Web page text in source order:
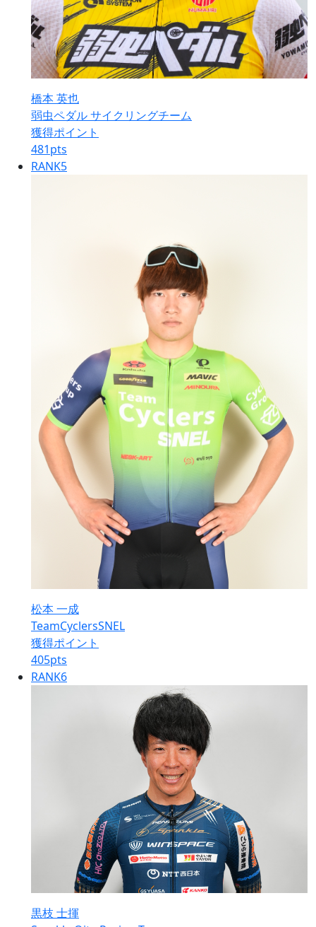
橋本 英也
弱虫ペダル サイクリングチーム
獲得ポイント
481pts
RANK5
松本 一成
TeamCyclersSNEL
獲得ポイント
405pts
RANK6
黒枝 士揮